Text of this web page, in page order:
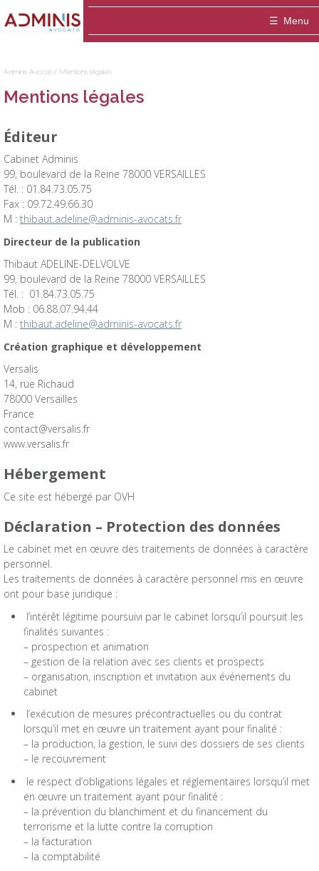
Adminis
Menu
Le cabinet
Particulier / association
Marie-Hélène ANSQUER
Sophie Montigny
Contact
Adminis Avocat / Mentions légales
Mentions légales
Éditeur
Cabinet Adminis
99, boulevard de la Reine 78000 VERSAILLES
Tél. : 01.84.73.05.75
Fax : 09.72.49.66.30
M : thibaut.adeline@adminis-avocats.fr
Directeur de la publication
Thibaut ADELINE-DELVOLVE
99, boulevard de la Reine 78000 VERSAILLES
Tél. : 01.84.73.05.75
Mob : 06.88.07.94.44
M : thibaut.adeline@adminis-avocats.fr
Création graphique et développement
Versalis
14, rue Richaud
78000 Versailles
France
contact@versalis.fr
www.versalis.fr
Hébergement
Ce site est hébergé par OVH
Déclaration – Protection des données
Le cabinet met en œuvre des traitements de données à caractère
personnel.
Les traitements de données à caractère personnel mis en œuvre
ont pour base juridique :
l’intérêt légitime poursuivi par le cabinet lorsqu’il poursuit les
finalités suivantes :
– prospection et animation
– gestion de la relation avec ses clients et prospects
– organisation, inscription et invitation aux événements du
cabinet
l’exécution de mesures précontractuelles ou du contrat
lorsqu’il met en œuvre un traitement ayant pour finalité :
– la production, la gestion, le suivi des dossiers de ses clients
– le recouvrement
le respect d’obligations légales et réglementaires lorsqu’il met
en œuvre un traitement ayant pour finalité :
– la prévention du blanchiment et du financement du
terrorisme et la lutte contre la corruption
– la facturation
– la comptabilité